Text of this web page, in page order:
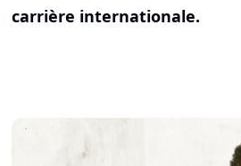
carrière internationale.